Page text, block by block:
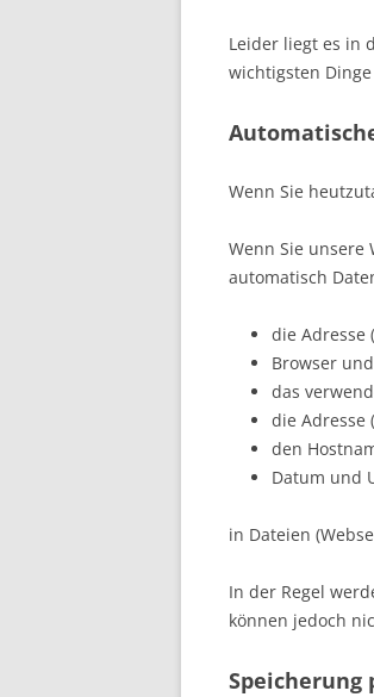
Leider liegt es in
wichtigsten
Wenn Sie
Wenn Sie unsere
automatisch
die Adresse
Browser
das
die Adresse
den
Datum und
in Dateien
In der Regel
können jedoch
Speicherung